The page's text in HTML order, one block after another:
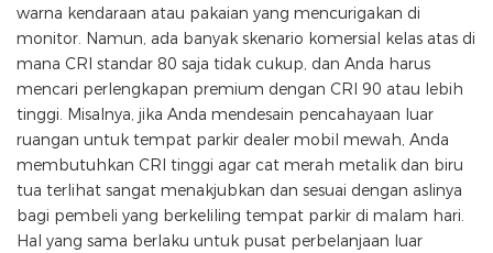
warna kendaraan atau pakaian yang mencurigakan di
monitor. Namun, ada banyak skenario komersial kelas atas di
mana CRI standar 80 saja tidak cukup, dan Anda harus
mencari perlengkapan premium dengan CRI 90 atau lebih
tinggi. Misalnya, jika Anda mendesain pencahayaan luar
ruangan untuk tempat parkir dealer mobil mewah, Anda
membutuhkan CRI tinggi agar cat merah metalik dan biru
tua terlihat sangat menakjubkan dan sesuai dengan aslinya
bagi pembeli yang berkeliling tempat parkir di malam hari.
Hal yang sama berlaku untuk pusat perbelanjaan luar